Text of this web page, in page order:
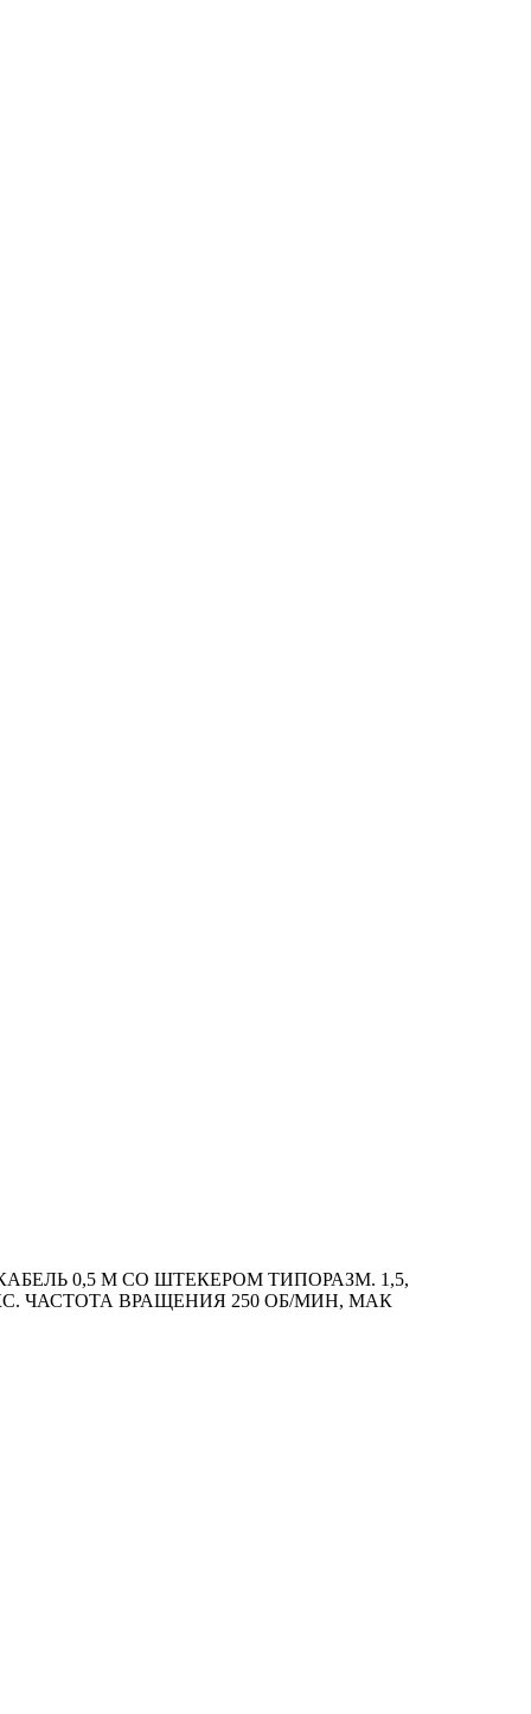
0,5 М СО ШТЕКЕРОМ ТИПОРАЗМ. 1,5,
ЧАСТОТА ВРАЩЕНИЯ 250 ОБ/МИН, МАК